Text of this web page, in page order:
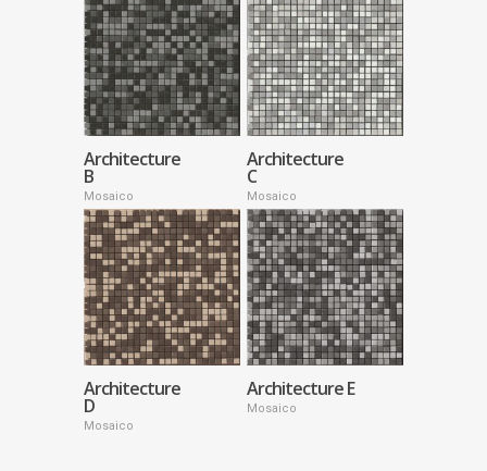
Architecture
B
Mosaico
Architecture
C
Mosaico
Architecture
D
Mosaico
Architecture E
Mosaico